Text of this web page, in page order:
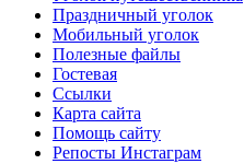
Праздничный уголок
Мобильный уголок
Полезные файлы
Гостевая
Ссылки
Карта сайта
Помощь сайту
Репосты Инстаграм